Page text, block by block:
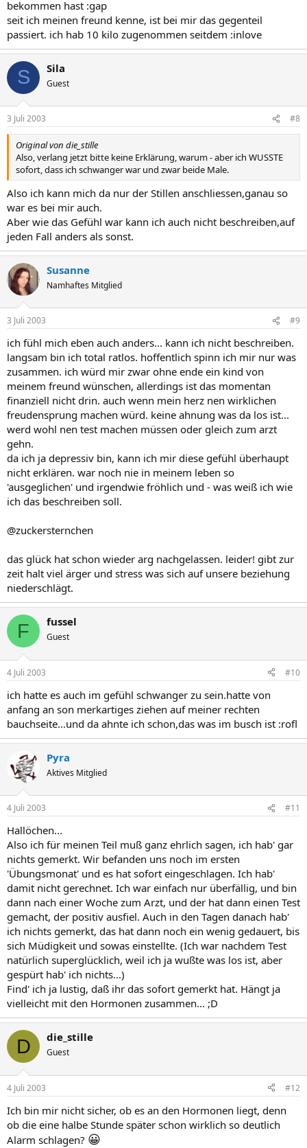
bekommen hast :gap
seit ich meinen freund kenne, ist bei mir das gegenteil
passiert. ich hab 10 kilo zugenommen seitdem :inlove
S Sila
Guest
3 Juli 2003 #8
Original von die_stille
Also, verlang jetzt bitte keine Erklärung, warum - aber ich WUSSTE
sofort, dass ich schwanger war und zwar beide Male.
Also ich kann mich da nur der Stillen anschliessen,ganau so
war es bei mir auch.
Aber wie das Gefühl war kann ich auch nicht beschreiben,auf
jeden Fall anders als sonst.
Susanne
Namhaftes Mitglied
3 Juli 2003 #9
ich fühl mich eben auch anders... kann ich nicht beschreiben.
langsam bin ich total ratlos. hoffentlich spinn ich mir nur was
zusammen. ich würd mir zwar ohne ende ein kind von
meinem freund wünschen, allerdings ist das momentan
finanziell nicht drin. auch wenn mein herz nen wirklichen
freudensprung machen würd. keine ahnung was da los ist...
werd wohl nen test machen müssen oder gleich zum arzt
gehn.
da ich ja depressiv bin, kann ich mir diese gefühl überhaupt
nicht erklären. war noch nie in meinem leben so
'ausgeglichen' und irgendwie fröhlich und - was weiß ich wie
ich das beschreiben soll.
@zuckersternchen
das glück hat schon wieder arg nachgelassen. leider! gibt zur
zeit halt viel ärger und stress was sich auf unsere beziehung
niederschlägt.
F fussel
Guest
4 Juli 2003 #10
ich hatte es auch im gefühl schwanger zu sein.hatte von
anfang an son merkartiges ziehen auf meiner rechten
bauchseite...und da ahnte ich schon,das was im busch ist :rofl
Pyra
Aktives Mitglied
4 Juli 2003 #11
Hallöchen...
Also ich für meinen Teil muß ganz ehrlich sagen, ich hab' gar
nichts gemerkt. Wir befanden uns noch im ersten
'Übungsmonat' und es hat sofort eingeschlagen. Ich hab'
damit nicht gerechnet. Ich war einfach nur überfällig, und bin
dann nach einer Woche zum Arzt, und der hat dann einen Test
gemacht, der positiv ausfiel. Auch in den Tagen danach hab'
ich nichts gemerkt, das hat dann noch ein wenig gedauert, bis
sich Müdigkeit und sowas einstellte. (Ich war nachdem Test
natürlich superglücklich, weil ich ja wußte was los ist, aber
gespürt hab' ich nichts...)
Find' ich ja lustig, daß ihr das sofort gemerkt hat. Hängt ja
vielleicht mit den Hormonen zusammen... ;D
D die_stille
Guest
4 Juli 2003 #12
Ich bin mir nicht sicher, ob es an den Hormonen liegt, denn
ob die eine halbe Stunde später schon wirklich so deutlich
Alarm schlagen? 😀